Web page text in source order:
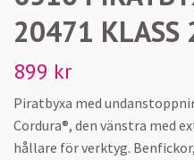
20471 KLASS
899 kr
Piratbyxa med
Cordura®, den vänstra med
hållare för verktyg.